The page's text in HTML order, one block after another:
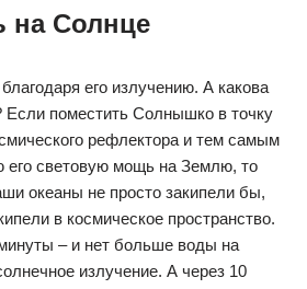
на Солнце
его излучению. А какова
Если поместить Солнышко в точку
рефлектора и тем самым
его световую мощь на Землю, то
океаны не просто закипели бы,
в космическое пространство.
– и нет больше воды на
излучение. А через 10